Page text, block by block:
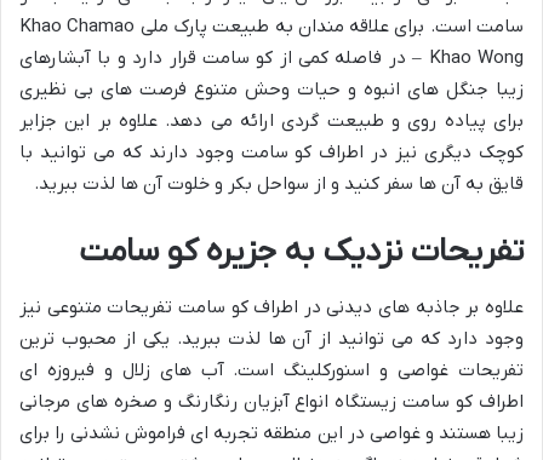
سامت است. برای علاقه مندان به طبیعت پارک ملی Khao Chamao
– Khao Wong در فاصله کمی از کو سامت قرار دارد و با آبشارهای
زیبا جنگل های انبوه و حیات وحش متنوع فرصت های بی نظیری
برای پیاده روی و طبیعت گردی ارائه می دهد. علاوه بر این جزایر
کوچک دیگری نیز در اطراف کو سامت وجود دارند که می توانید با
قایق به آن ها سفر کنید و از سواحل بکر و خلوت آن ها لذت ببرید.
تفریحات نزدیک به جزیره کو سامت
علاوه بر جاذبه های دیدنی در اطراف کو سامت تفریحات متنوعی نیز
وجود دارد که می توانید از آن ها لذت ببرید. یکی از محبوب ترین
تفریحات غواصی و اسنورکلینگ است. آب های زلال و فیروزه ای
اطراف کو سامت زیستگاه انواع آبزیان رنگارنگ و صخره های مرجانی
زیبا هستند و غواصی در این منطقه تجربه ای فراموش نشدنی را برای